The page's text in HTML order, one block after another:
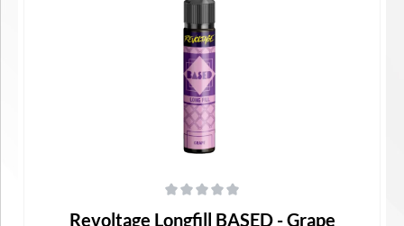
In den Warenkorb
Revoltage Longfill BASED - Grape